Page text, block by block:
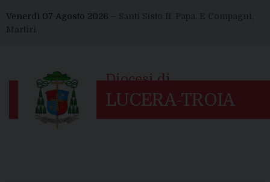
to
content
Venerdì 07 Agosto 2026 – Santi Sisto II, Papa, E Compagni,
Martiri